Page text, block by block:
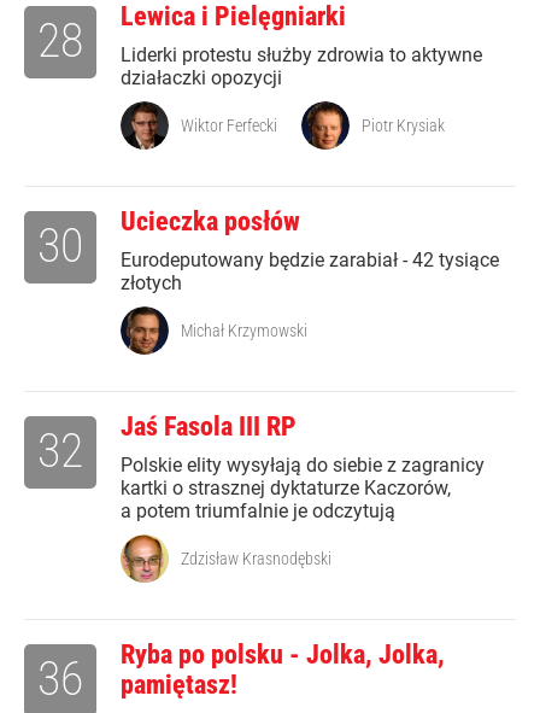
Lewica i Pielęgniarki
Liderki protestu służby zdrowia to aktywne
działaczki opozycji
28
Wiktor Ferfecki Piotr Krysiak
Ucieczka posłów
Eurodeputowany będzie zarabiał - 42 tysiące
złotych
30
Michał Krzymowski
Jaś Fasola III RP
Polskie elity wysyłają do siebie z zagranicy
kartki o strasznej dyktaturze Kaczorów,
a potem triumfalnie je odczytują
32
Zdzisław Krasnodębski
Ryba po polsku - Jolka, Jolka,
pamiętasz!
36